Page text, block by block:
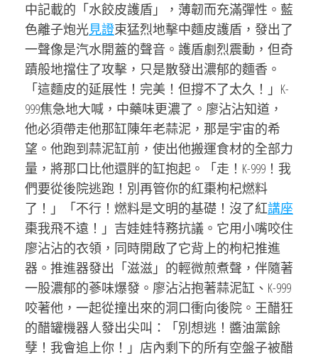
中記載的「水餃皮護盾」，薄韌而充滿彈性。藍
色離子炮光見證束猛烈地擊中麵皮護盾，發出了
一聲像是汽水開蓋的聲音。護盾劇烈震動，但奇
蹟般地擋住了攻擊，只是散發出濃郁的麵香。
「這麵皮的延展性！完美！但撐不了太久！」K-
999焦急地大喊，中藥味更濃了。廖沾沾知道，
他必須帶走他那缸陳年老蒜泥，那是宇宙的希
望。他跑到蒜泥缸前，使出他搬運食材的全部力
量，將那口比他還胖的缸抱起。「走！K-999！我
們要從後院逃跑！別再管你的紅棗枸杞燃料
了！」「不行！燃料是文明的基礎！沒了紅講座
棗我飛不遠！」吉娃娃特務抗議。它用小嘴咬住
廖沾沾的衣領，同時開啟了它背上的枸杞推進
器。推進器發出「滋滋」的輕微煎煮聲，伴隨著
一股濃郁的蔘味爆發。廖沾沾抱著蒜泥缸、K-999
咬著他，一起從撞出來的洞口衝向後院。王醋狂
的醋罐機器人發出尖叫：「別想逃！醬油黨餘
孽！我會追上你！」店內剩下的所有空盤子被醋